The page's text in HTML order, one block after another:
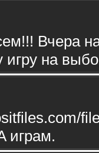
Вчера
игру на
играм.